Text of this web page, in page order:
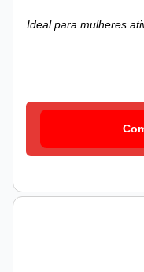
Ideal para mulheres